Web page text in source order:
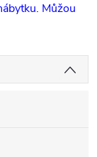
Můžou